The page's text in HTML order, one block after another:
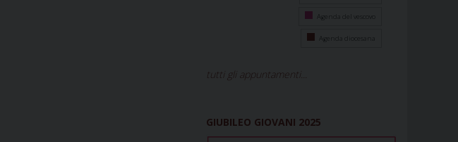
Agenda del vescovo
Agenda diocesana
tutti gli appuntamenti...
GIUBILEO GIOVANI 2025